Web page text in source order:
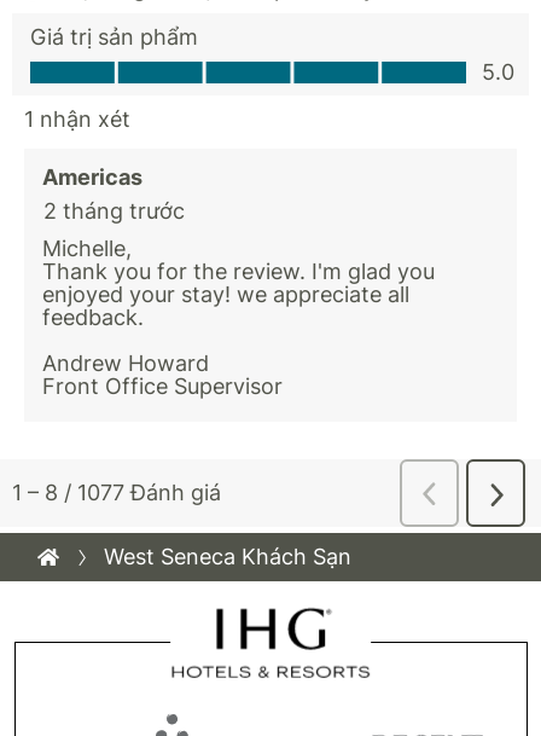
West Seneca Khách Sạn